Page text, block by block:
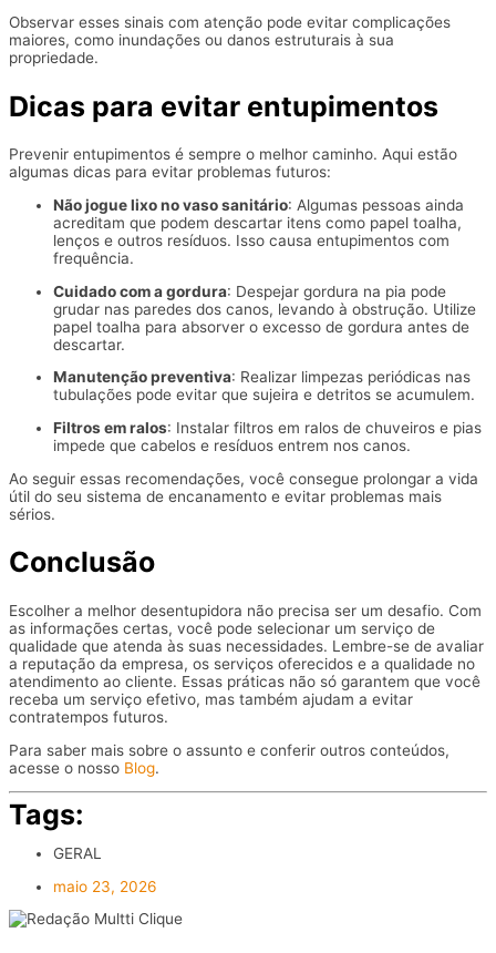
Observar esses sinais com atenção pode evitar complicações
maiores, como inundações ou danos estruturais à sua
propriedade.
Dicas para evitar entupimentos
Prevenir entupimentos é sempre o melhor caminho. Aqui estão
algumas dicas para evitar problemas futuros:
Não jogue lixo no vaso sanitário: Algumas pessoas ainda
acreditam que podem descartar itens como papel toalha,
lenços e outros resíduos. Isso causa entupimentos com
frequência.
Cuidado com a gordura: Despejar gordura na pia pode
grudar nas paredes dos canos, levando à obstrução. Utilize
papel toalha para absorver o excesso de gordura antes de
descartar.
Manutenção preventiva: Realizar limpezas periódicas nas
tubulações pode evitar que sujeira e detritos se acumulem.
Filtros em ralos: Instalar filtros em ralos de chuveiros e pias
impede que cabelos e resíduos entrem nos canos.
Ao seguir essas recomendações, você consegue prolongar a vida
útil do seu sistema de encanamento e evitar problemas mais
sérios.
Conclusão
Escolher a melhor desentupidora não precisa ser um desafio. Com
as informações certas, você pode selecionar um serviço de
qualidade que atenda às suas necessidades. Lembre-se de avaliar
a reputação da empresa, os serviços oferecidos e a qualidade no
atendimento ao cliente. Essas práticas não só garantem que você
receba um serviço efetivo, mas também ajudam a evitar
contratempos futuros.
Para saber mais sobre o assunto e conferir outros conteúdos,
acesse o nosso Blog.
Tags:
GERAL
maio 23, 2026